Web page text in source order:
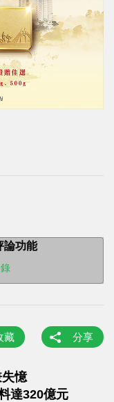
論功能
藏 分享
失憶
達320億元